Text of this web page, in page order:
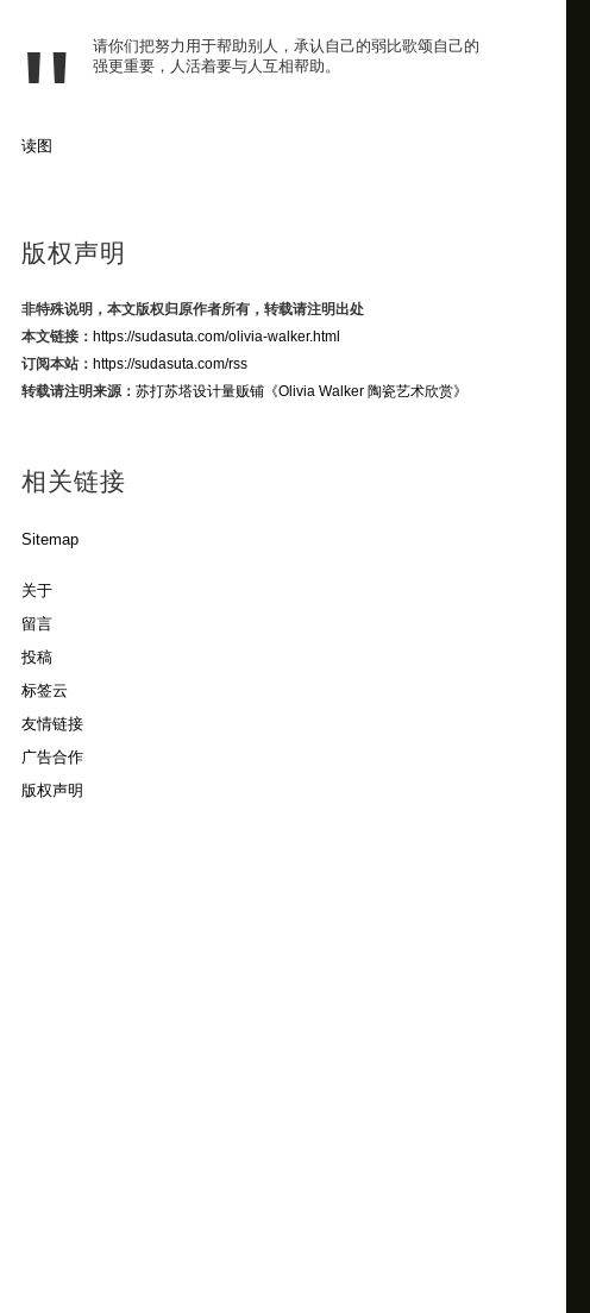
请你们把努力用于帮助别人，承认自己的弱比歌颂自己的
强更重要，人活着要与人互相帮助。
读图
版权声明
非特殊说明，本文版权归原作者所有，转载请注明出处
本文链接： https://sudasuta.com/olivia-walker.html
订阅本站： https://sudasuta.com/rss
转载请注明来源： 苏打苏塔设计量贩铺《Olivia Walker 陶瓷艺术欣赏》
相关链接
Sitemap
关于
留言
投稿
标签云
友情链接
广告合作
版权声明